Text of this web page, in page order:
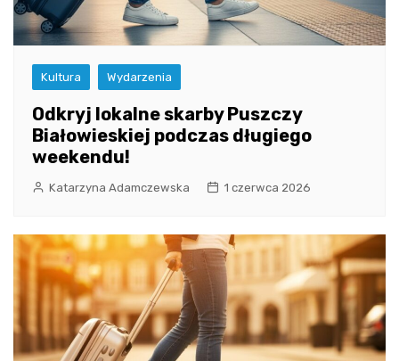
Kultura Wydarzenia
Odkryj lokalne skarby Puszczy
Białowieskiej podczas długiego
weekendu!
Katarzyna Adamczewska 1 czerwca 2026